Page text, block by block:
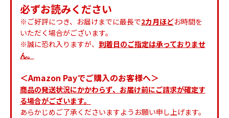
必ずお読みください
※ご好評につき、お届けまでに最長で2カ月ほどお時間を
いただく場合がございます。
※誠に恐れ入りますが、 到着日のご指定は承っておりませ
ん。
＜Amazon Payでご購入のお客様へ＞
商品の発送状況にかかわらず、お届け前にご請求が確定す
る場合がございます。
あらかじめご了承くださいますようお願い申し上げます。